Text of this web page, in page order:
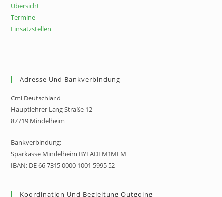
Übersicht
Termine
Einsatzstellen
Adresse Und Bankverbindung
Cmi Deutschland
Hauptlehrer Lang Straße 12
87719 Mindelheim
Bankverbindung:
Sparkasse Mindelheim BYLADEM1MLM
IBAN: DE 66 7315 0000 1001 5995 52
Koordination Und Begleitung Outgoing